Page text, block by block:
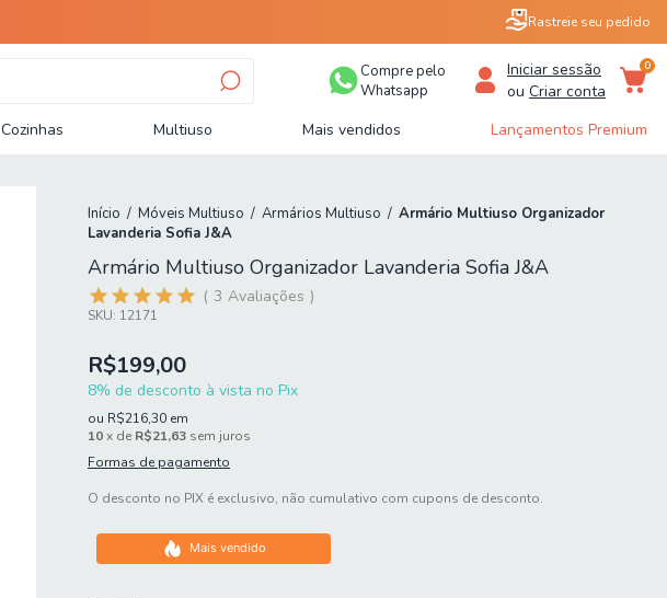
Rastreie seu pedido
Compre pelo
Whatsapp
Iniciar sessão
ou Criar conta
0
Cozinhas Multiuso Mais vendidos Lançamentos Premium
Início / Móveis Multiuso / Armários Multiuso / Armário Multiuso Organizador
Lavanderia Sofia J&A
Armário Multiuso Organizador Lavanderia Sofia J&A
3 Avaliações
SKU: 12171
R$199,00
8% de desconto à vista no Pix
ou R$216,30 em
10x de R$21,63 sem juros
Formas de pagamento
O desconto no PIX é exclusivo, não cumulativo com cupons de desconto.
Mais vendido